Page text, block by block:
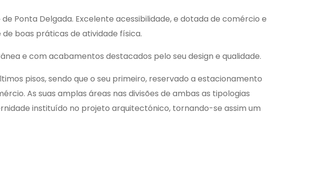
Ponta Delgada. Excelente acessibilidade, e dotada de comércio e
boas práticas de atividade física.
e com acabamentos destacados pelo seu design e qualidade.
pisos, sendo que o seu primeiro, reservado a estacionamento
As suas amplas áreas nas divisões de ambas as tipologias
instituído no projeto arquitectónico, tornando-se assim um